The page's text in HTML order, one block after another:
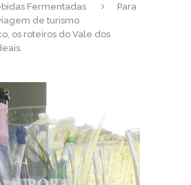
Fermentadas
Para
de turismo
os roteiros do Vale dos